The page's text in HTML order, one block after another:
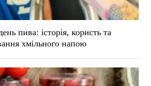
пива: історія, користь та
хмільного напою